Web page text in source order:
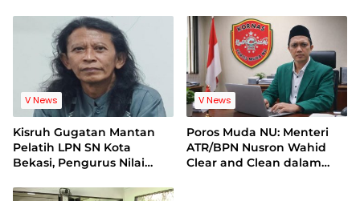
Legal Standing
Terhadap Lembaga
V News
Kisruh Gugatan Mantan
Pelatih LPN SN Kota
Bekasi, Pengurus Nilai
Berdasar
V News
Poros Muda NU: Menteri
ATR/BPN Nusron Wahid
Clear and Clean dalam